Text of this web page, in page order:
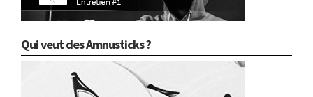
Qui veut des Amnusticks ?